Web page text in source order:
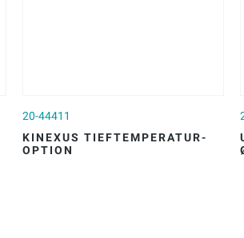
20-44411
KINEXUS TIEFTEMPERATUR-
OPTION